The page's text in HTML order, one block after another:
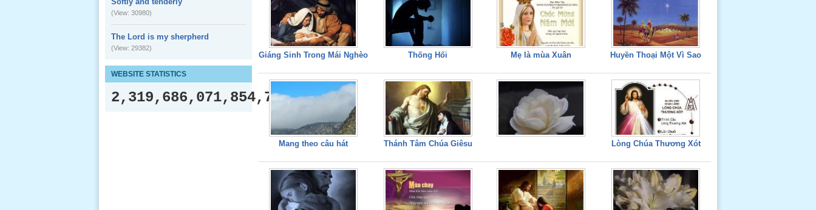
(View: 30980)
The Lord is my sherpherd
(View: 29382)
WEBSITE STATISTICS
2,319,686,071,854,749,159
Giáng Sinh Trong Mái Nghèo Thống Hối Mẹ là mùa Xuân Huyền Thoại Một Vì Sao
Mang theo câu hát Thánh Tâm Chúa Giêsu Lòng Chúa Thương Xót